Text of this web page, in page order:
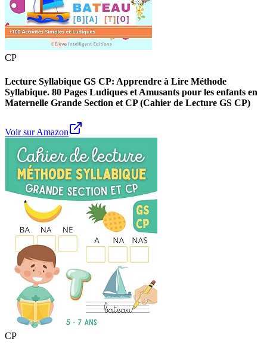
CP
Lecture Syllabique GS CP: Apprendre à Lire Méthode
Syllabique. 80 Pages Ludiques et Amusants pour les enfants en
Maternelle Grande Section et CP (Cahier de Lecture GS CP)
Voir sur Amazon
CP